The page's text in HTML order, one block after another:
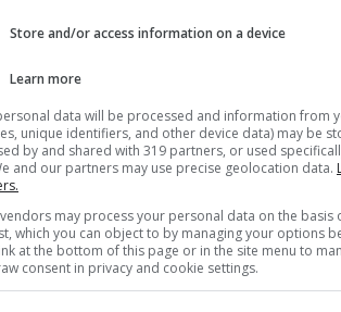
con
Store and/or access information on a device
Learn more
data will be processed and information from
unique identifiers, and other device data) may be
by and shared with 319 partners, or used
and our partners may use precise geolocation data.
may process your personal data on the basis
which you can object to by managing your options
at the bottom of this page or in the site menu to
consent in privacy and cookie settings.